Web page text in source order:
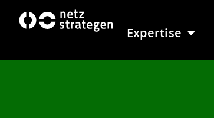
springen
Expertise